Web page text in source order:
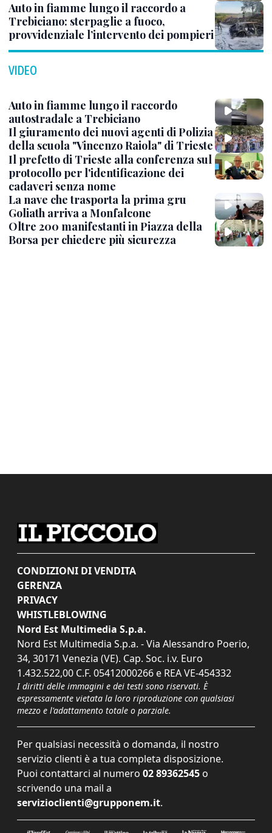
Auto in fiamme lungo il raccordo a
Trebiciano: sterpaglie a fuoco,
provvidenziale l’intervento dei pompieri
VIDEO
Auto in fiamme lungo il raccordo
autostradale a Trebiciano
Il giuramento dei nuovi agenti di Polizia
della scuola "Vincenzo Raiola" di Trieste
Il prefetto di Trieste alla conferenza sul
protocollo per l'identificazione dei
cadaveri senza nome
La nave che trasporta la prima gru
Goliath arriva a Monfalcone
Oltre 200 manifestanti in Piazza della
Borsa per chiedere più sicurezza
CONDIZIONI DI VENDITA
GERENZA
PRIVACY
WHISTLEBLOWING
Nord Est Multimedia S.p.a.
Nord Est Multimedia S.p.a. - Via Alessandro Poerio,
34, 30171 Venezia (VE). Cap. Soc. i.v. Euro
1.432.522,00 C.F. 05412000266 e REA VE-454332
I diritti delle immagini e dei testi sono riservati. È
espressamente vietata la loro riproduzione con qualsiasi
mezzo e l'adattamento totale o parziale.
Per qualsiasi necessità o domanda, il nostro
servizio clienti è a tua completa disposizione.
Puoi contattarci al numero 02 89362545 o
scrivendo una mail a
servizioclienti@grupponem.it.